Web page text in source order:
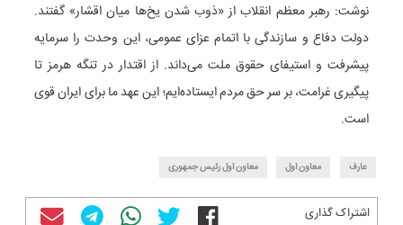
نوشت: رهبر معظم انقلاب از «ذوب شدن یخ‌ها میان اقشار» گفتند.
دولت دفاع و سازندگی با اتمام عزای عمومی، این وحدت را سرمایه
پیشرفت و استیفای حقوق ملت می‌داند. از اقتدار در تنگه هرمز تا
پیگیری غرامت، بر سر حق مردم ایستاده‌ایم؛ این عهد ما برای ایران قوی
است.
عارف معاون اول معاون اول رئیس جمهوری
اشتراک گذاری